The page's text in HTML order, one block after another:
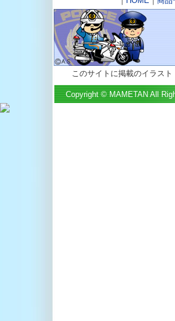
このサイトに掲載のイラス
Copyright © MAMETAN All